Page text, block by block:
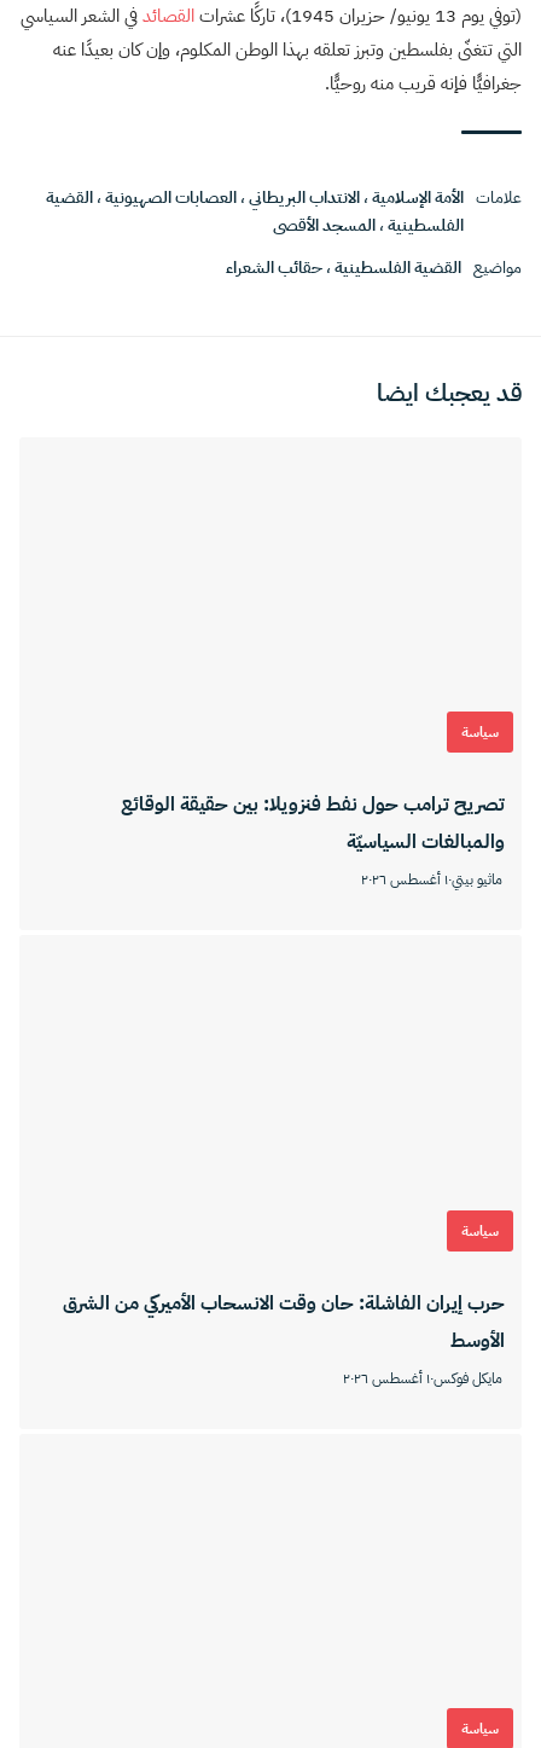
(توفي يوم 13 يونيو/ حزيران 1945)، تاركًا عشرات
القصائدفي الشعر السياسي
التي تتغنّى بفلسطين وتبرز تعلقه بهذا الوطن المكلوم، وإن كان بعيدًا عنه
جغرافيًّا فإنه قريب منه روحيًّا.
علامات الأمة الإسلامية،الانتداب البريطاني،العصابات الصهيونية،القضية
الفلسطينية،المسجد الأقصى
مواضيع القضية الفلسطينية،حقائب الشعراء
قد يعجبك ايضا
سياسة
تصريح ترامب حول نفط فنزويلا: بين حقيقة الوقائع
والمبالغات السياسيّة
ماثيو بيتي١٠ أغسطس ٢٠٢٦
سياسة
حرب إيران الفاشلة: حان وقت الانسحاب الأميركي من الشرق
الأوسط
مایكل فوکس١٠ أغسطس ٢٠٢٦
سياسة